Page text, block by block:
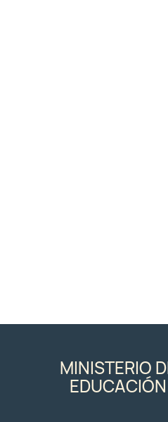
MINISTERIO
EDUCACIÓN